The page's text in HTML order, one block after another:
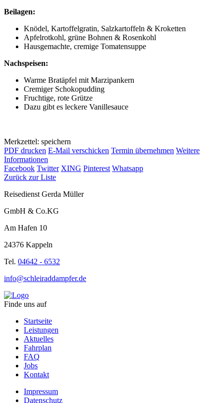
Beilagen:
Knödel, Kartoffelgratin, Salzkartoffeln & Kroketten
Apfelrotkohl, grüne Bohnen & Rosenkohl
Hausgemachte, cremige Tomatensuppe
Nachspeisen:
Warme Bratäpfel mit Marzipankern
Cremiger Schokopudding
Fruchtige, rote Grütze
Dazu gibt es leckere Vanillesauce
Merkzettel: speichern
PDF drucken E-Mail verschicken Termin übernehmen Weitere
Informationen
Facebook Twitter XING Pinterest Whatsapp
Zurück zur Liste
Reisedienst Gerda Müller
GmbH & Co.KG
Am Hafen 10
24376 Kappeln
Tel. 04642 - 6532
info@schleiraddampfer.de
Finde uns auf
Startseite
Leistungen
Aktuelles
Fahrplan
FAQ
Jobs
Kontakt
Impressum
Datenschutz